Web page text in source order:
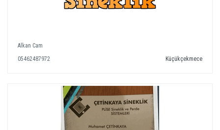
Alkan Cam
05462487972
Küçükçekmece